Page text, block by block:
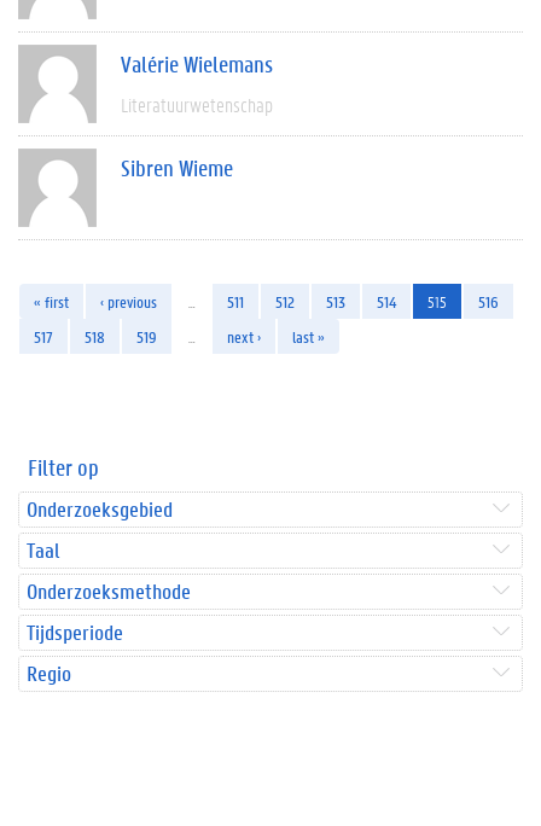
Valérie Wielemans
Literatuurwetenschap
Sibren Wieme
« first ‹ previous 511 512 513 514 515
516
517
518 519 next › last »
Filter op
Onderzoeksgebied
Taal
Onderzoeksmethode
Tijdsperiode
Regio